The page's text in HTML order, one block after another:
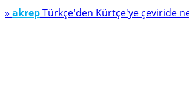
» akrepTürkçe'den Kürtçe'ye çeviride